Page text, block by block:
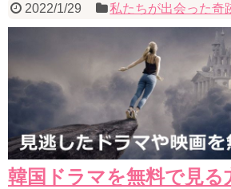
2022/1/29 私たちが出会った奇
韓国ドラマを無料で見る